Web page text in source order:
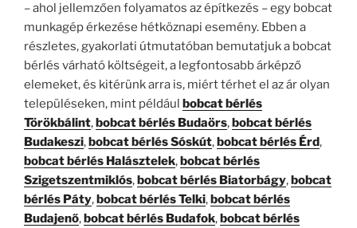
– ahol jellemzően folyamatos az építkezés – egy bobcat
munkagép érkezése hétköznapi esemény. Ebben a
részletes, gyakorlati útmutatóban bemutatjuk a bobcat
bérlés várható költségeit, a legfontosabb árképző
elemeket, és kitérünk arra is, miért térhet el az ár olyan
településeken, mint például bobcat bérlés
Törökbálint, bobcat bérlés Budaörs, bobcat bérlés
Budakeszi, bobcat bérlés Sóskút, bobcat bérlés Érd,
bobcat bérlés Halásztelek, bobcat bérlés
Szigetszentmiklós, bobcat bérlés Biatorbágy, bobcat
bérlés Páty, bobcat bérlés Telki, bobcat bérlés
Budajenő, bobcat bérlés Budafok, bobcat bérlés